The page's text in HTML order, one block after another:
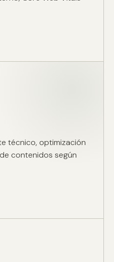
técnico, optimización
contenidos según